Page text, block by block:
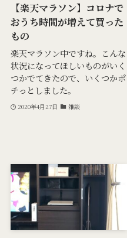
【楽天マラソン】コロナで
おうち時間が増えて買った
もの
楽天マラソン中ですね。こんな
状況になってほしいものがいく
つかでてきたので、いくつかポ
チっとしました。
2020年4月27日 雑談